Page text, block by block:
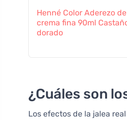
Henné Color Aderezo de
crema fina 90ml
dorado
¿Cuáles son
Los efectos de la jalea